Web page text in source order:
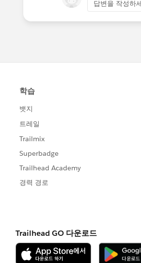
this value out
Contract). If
답변을 작성하